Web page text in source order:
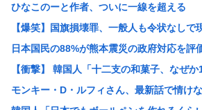
【驚愕】『ルパン三世』、初回放送の低迷
JR東海「夜行」新幹線が初運行 東京―新
【原爆の日】中野彰子、高市首相へのヤジ
中国製のエアコン、ヨーロッパでバカ売れ
【画像】昨日の銀だこ、８８人しか買えな
ひなこのーと作者、ついに一線を超える
【爆笑】国旗損壊罪、一般人も令状なしで
日本国民の88%が熊本震災の政府対応を評
【衝撃】 韓国人「十二支の和菓子、なぜか
モンキー・D・ルフィさん、最新話で情け